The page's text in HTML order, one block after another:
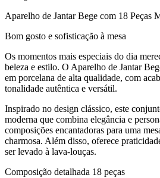
Aparelho de Jantar Bege com 18 Peças
Bom gosto e sofisticação à mesa
Os momentos mais especiais do dia
beleza e estilo. O Aparelho de Jantar
em porcelana de alta qualidade, com
tonalidade autêntica e versátil.
Inspirado no design clássico, este
moderna que combina elegância e
composições encantadoras para uma
charmosa. Além disso, oferece
ser levado à lava-louças.
Composição detalhada 18 peças